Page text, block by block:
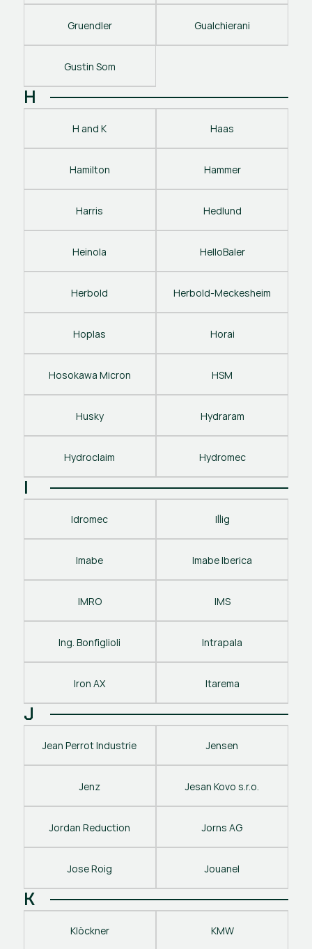
Gruendler Gualchierani
Gustin Som
H
H and K Haas
Hamilton Hammer
Harris Hedlund
Heinola HelloBaler
Herbold Herbold-Meckesheim
Hoplas Horai
Hosokawa Micron HSM
Husky Hydraram
Hydroclaim Hydromec
I
Idromec Illig
Imabe Imabe Iberica
IMRO IMS
Ing. Bonfiglioli Intrapala
Iron AX Itarema
J
Jean Perrot Industrie Jensen
Jenz Jesan Kovo s.r.o.
Jordan Reduction Jorns AG
Jose Roig Jouanel
K
Klöckner KMW